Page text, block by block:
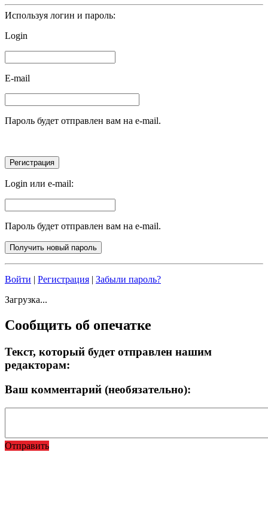
Используя логин и пароль:
Login
E-mail
Пароль будет отправлен вам на e-mail.
Login или e-mail:
Пароль будет отправлен вам на e-mail.
Войти | Регистрация | Забыли пароль?
Загрузка...
Сообщить об опечатке
Текст, который будет отправлен нашим
редакторам:
Ваш комментарий (необязательно):
Отправить